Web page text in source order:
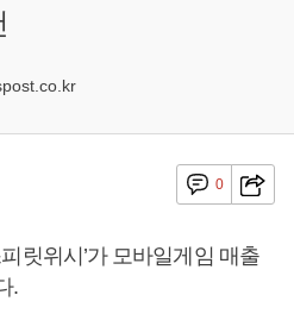
0
릿위시’가 모바일게임 매출
.